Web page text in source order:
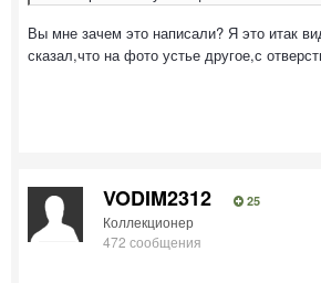
Вы мне зачем это написали? Я это итак
сказал,что на фото устье другое,с
VODIM2312 25
Коллекционер
472 сообщения